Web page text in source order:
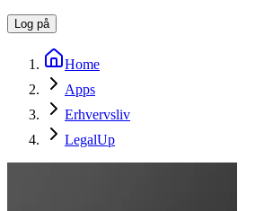
Log på
Home
Apps
Erhvervsliv
LegalUp